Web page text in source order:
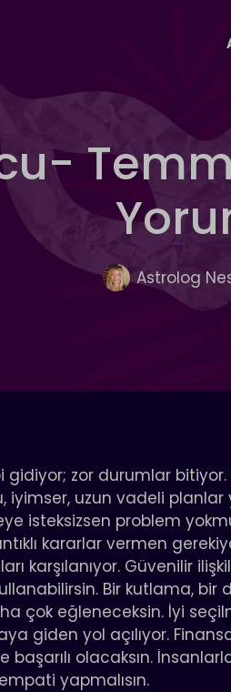
Astrolog
zor durumlar
iyimser, uzun vadeli
isteksizsen problem
kararlar vermen
karşılanıyor. Güvenilir
Bir kutlama, bir
çok eğleneceksin. İyi
giden yol açılıyor.
başarılı olacaksın.
yapmalısın.